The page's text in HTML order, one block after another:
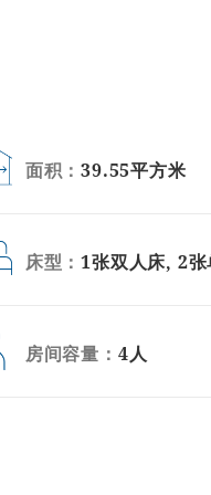
面积：39.55平方米
床型：1张双人床, 2
房间容量： 4人